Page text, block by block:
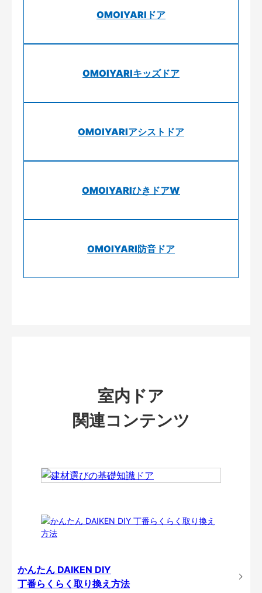
OMOIYARIドア
OMOIYARIキッズドア
OMOIYARIアシストドア
OMOIYARIひきドアW
OMOIYARI防音ドア
室内ドア
関連コンテンツ
かんたん DAIKEN DIY
丁番らくらく取り換え方法